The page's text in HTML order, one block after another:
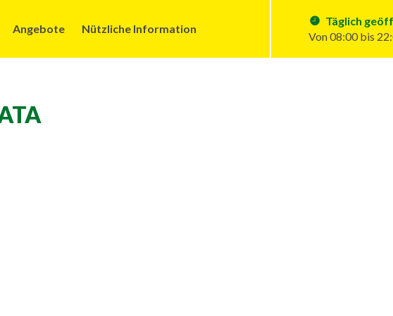
Angebote Nützliche Information
Täglich
Von 08:00 bis